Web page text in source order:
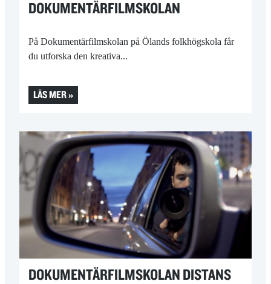
DOKUMENTÄRFILM­SKOLAN
På Dokumentärfilmskolan på Ölands folkhögskola får
du utforska den kreativa...
LÄS MER »
DOKUMENTÄRFILM­SKOLAN DISTANS